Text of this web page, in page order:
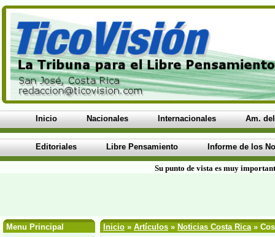
Inicio Nacionales Internacionales Am.
Editoriales Libre Pensamiento Informe de los
Su punto de vista es muy
Menu Principal
Inicio » Artículos » Noticias Costa Rica»